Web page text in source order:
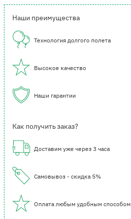
Наши преимущества
Технология долгого полета
Высокое качество
Наши гарантии
Как получить заказ?
Доставим уже через 3 часа
Самовывоз - скидка 5%
Оплата любым удобным способом